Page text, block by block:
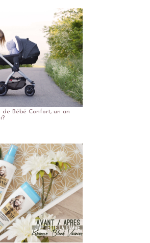
de Bébé Confort, un an